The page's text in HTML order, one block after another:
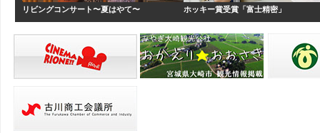
リビングコンサート〜夏はやて〜 ホッキー賞受賞「富士精密」